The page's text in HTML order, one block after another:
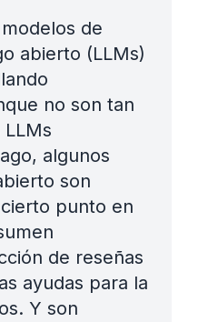
de
abierto (LLMs)
no son tan
algunos
son
punto en
de reseñas
ayudas para la
Y son